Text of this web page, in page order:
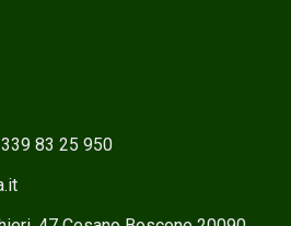
83 25 950